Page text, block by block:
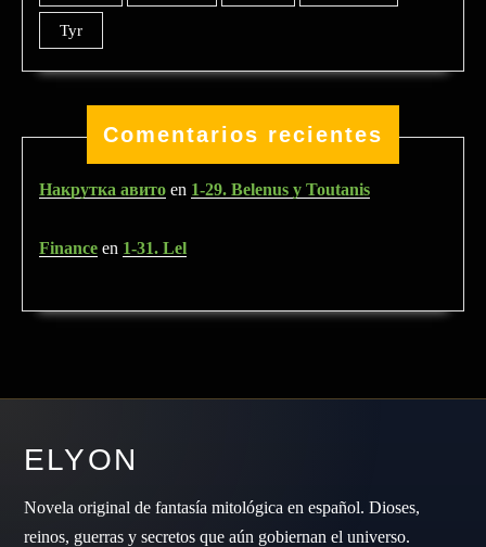
Tyr
Comentarios recientes
Накрутка авито en 1-29. Belenus y Toutanis
Finance en 1-31. Lel
ELYON
Novela original de fantasía mitológica en español. Dioses,
reinos, guerras y secretos que aún gobiernan el universo.